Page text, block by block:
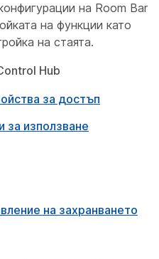
на Room Bar
на функции като
на стаята.
Hub
за достъп
за използване
на захранването